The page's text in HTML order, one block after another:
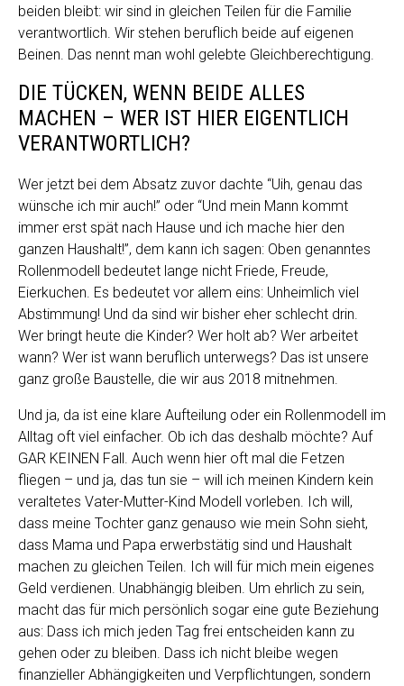
beiden bleibt: wir sind in gleichen Teilen für die Familie
verantwortlich. Wir stehen beruflich beide auf eigenen
Beinen. Das nennt man wohl gelebte Gleichberechtigung.
DIE TÜCKEN, WENN BEIDE ALLES
MACHEN – WER IST HIER EIGENTLICH
VERANTWORTLICH?
Wer jetzt bei dem Absatz zuvor dachte “Uih, genau das
wünsche ich mir auch!” oder “Und mein Mann kommt
immer erst spät nach Hause und ich mache hier den
ganzen Haushalt!”, dem kann ich sagen: Oben genanntes
Rollenmodell bedeutet lange nicht Friede, Freude,
Eierkuchen. Es bedeutet vor allem eins: Unheimlich viel
Abstimmung! Und da sind wir bisher eher schlecht drin.
Wer bringt heute die Kinder? Wer holt ab? Wer arbeitet
wann? Wer ist wann beruflich unterwegs? Das ist unsere
ganz große Baustelle, die wir aus 2018 mitnehmen.
Und ja, da ist eine klare Aufteilung oder ein Rollenmodell im
Alltag oft viel einfacher. Ob ich das deshalb möchte? Auf
GAR KEINEN Fall. Auch wenn hier oft mal die Fetzen
fliegen – und ja, das tun sie – will ich meinen Kindern kein
veraltetes Vater-Mutter-Kind Modell vorleben. Ich will,
dass meine Tochter ganz genauso wie mein Sohn sieht,
dass Mama und Papa erwerbstätig sind und Haushalt
machen zu gleichen Teilen. Ich will für mich mein eigenes
Geld verdienen. Unabhängig bleiben. Um ehrlich zu sein,
macht das für mich persönlich sogar eine gute Beziehung
aus: Dass ich mich jeden Tag frei entscheiden kann zu
gehen oder zu bleiben. Dass ich nicht bleibe wegen
finanzieller Abhängigkeiten und Verpflichtungen, sondern